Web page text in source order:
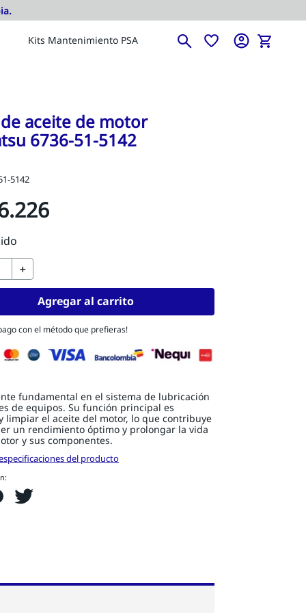
Kits Mantenimiento PSA
aceite de motor
6736-51-5142
5142
.226
＋
Agregar al carrito
con el método que prefieras!
fundamental en el sistema de lubricación
de equipos. Su función principal es
limpiar el aceite del motor, lo que contribuye
un rendimiento óptimo y prolongar la vida
y sus componentes.
del producto